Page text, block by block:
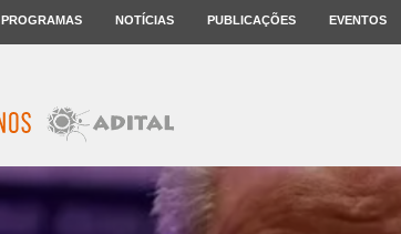
PROGRAMAS NOTÍCIAS PUBLICAÇÕES EVENTOS